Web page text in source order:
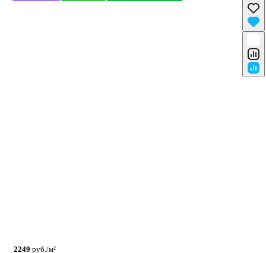
2249 руб./м²